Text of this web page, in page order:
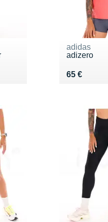
€
adidas
adizero
65 €
Vendu 65 €